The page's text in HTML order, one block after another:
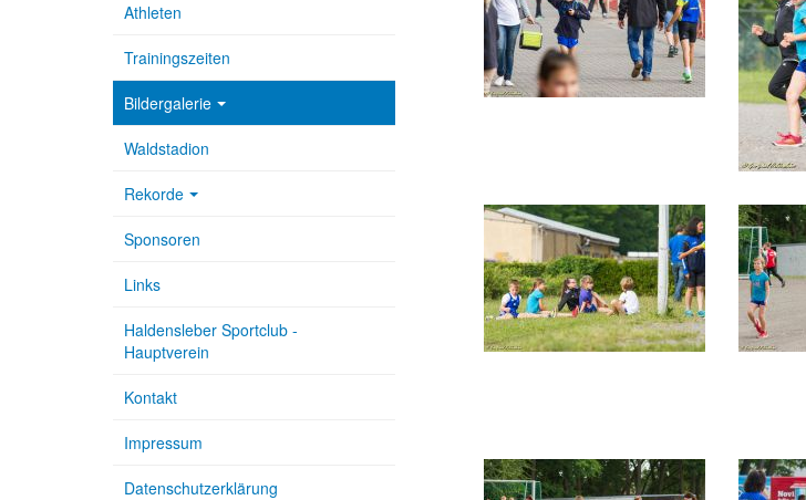
Athleten
Trainingszeiten
Bildergalerie
Waldstadion
Rekorde
Sponsoren
Links
Haldensleber Sportclub -
Hauptverein
Kontakt
Impressum
Datenschutzerklärung